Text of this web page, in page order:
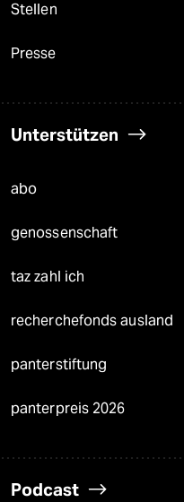
Stellen
Presse
Unterstützen
abo
genossenschaft
taz zahl ich
recherchefonds ausland
panterstiftung
panterpreis 2026
Podcast